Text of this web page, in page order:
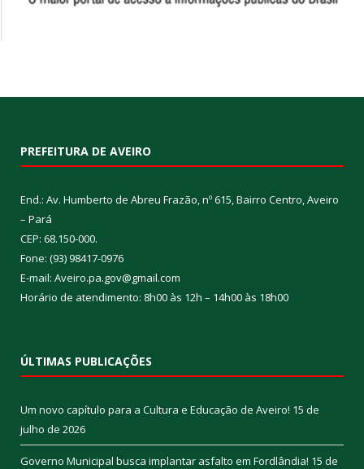
PREFEITURA DE AVEIRO
End.: Av. Humberto de Abreu Frazão, nº 615, Bairro Centro, Aveiro
– Pará
CEP: 68.150-000.
Fone: (93) 98417-0976
E-mail: Aveiro.pa.gov@gmail.com
Horário de atendimento: 8h00 às 12h – 14h00 às 18h00
ÚLTIMAS PUBLICAÇÕES
Um novo capítulo para a Cultura e Educação de Aveiro! 15 de
julho de 2026
Governo Municipal busca implantar asfalto em Fordlândia! 15 de